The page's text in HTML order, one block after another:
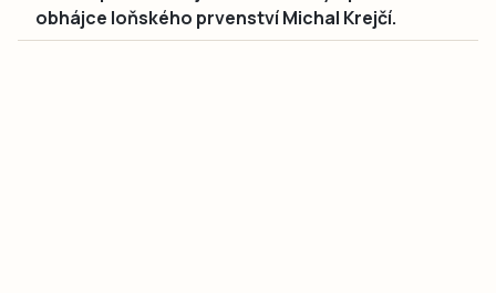
obhájce loňského prvenství Michal Krejčí.